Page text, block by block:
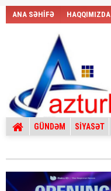
ANA SƏHİFƏ HAQQIMIZDA
GÜNDƏM SİYASƏT